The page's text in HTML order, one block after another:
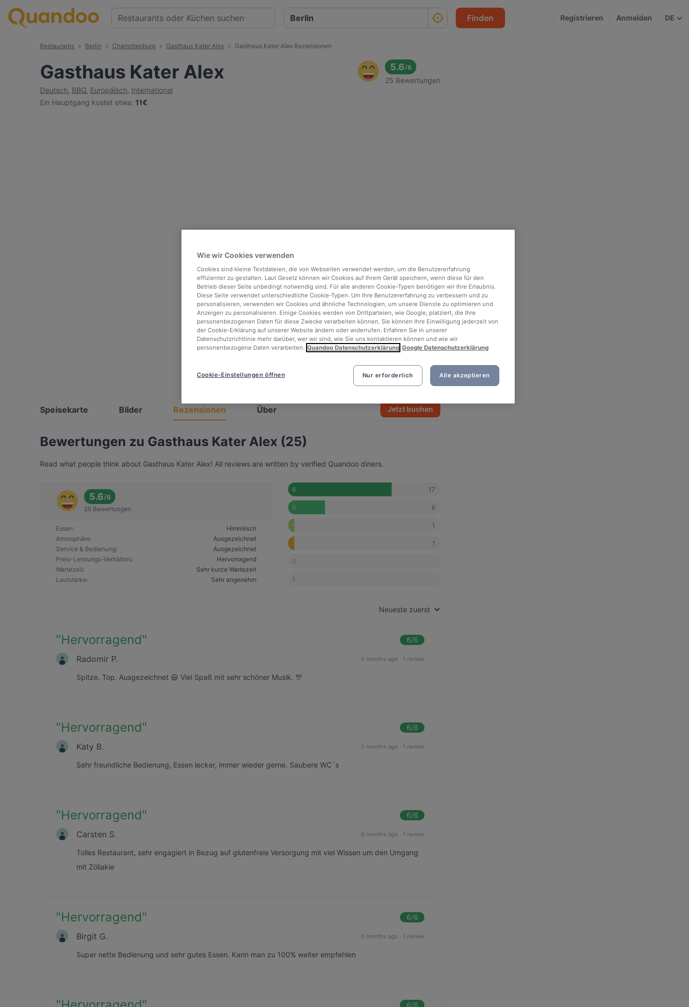
Finden Registrieren Anmelden DE
Restaurants Berlin Charlottenburg Gasthaus Kater Alex Gasthaus Kater Alex Rezensionen
Gasthaus Kater Alex
Deutsch, BBQ, Europäisch, International
Ein Hauptgang kostet etwa: 11€
5.6/6
25 Bewertungen
See all 6 photos
Speisekarte Bilder Rezensionen Über Jetzt buchen
Bewertungen zu Gasthaus Kater Alex (25)
Read what people think about Gasthaus Kater Alex! All reviews are written by verified Quandoo diners.
5.6/6
25 Bewertungen
Essen:
Himmlisch
Atmosphäre:
Ausgezeichnet
Service & Bedienung:
Ausgezeichnet
Preis-Leistungs-Verhältnis:
Hervorragend
Wartezeit:
Sehr kurze Wartezeit
Lautstärke: Sehr angenehm
6 17
5 6
4 1
3 1
2
1
Neueste zuerst
"Hervorragend" 6/6
Radomir P. 5 months ago · 1 review
Spitze. Top. Ausgezeichnet 😃 Viel Spaß mit sehr schöner Musik. 🎊
"Hervorragend" 6/6
Katy B. 5 months ago · 1 review
Sehr freundliche Bedienung, Essen lecker, immer wieder gerne. Saubere WC´s
"Hervorragend" 6/6
Carsten S. 6 months ago · 1 review
Tolles Restaurant, sehr engagiert in Bezug auf glutenfreie Versorgung mit viel Wissen um den Umgang
mit Zöliakie
"Hervorragend" 6/6
Birgit G. 6 months ago · 1 review
Super nette Bedienung und sehr gutes Essen. Kann man zu 100% weiter empfehlen
6/6
Wie wir Cookies verwenden
Cookies sind kleine Textdateien, die von Webseiten verwendet werden, um die Benutzererfahrung
effizienter zu gestalten. Laut Gesetz können wir Cookies auf Ihrem Gerät speichern, wenn diese für den
Betrieb dieser Seite unbedingt notwendig sind. Für alle anderen Cookie-Typen benötigen wir Ihre Erlaubnis.
Diese Seite verwendet unterschiedliche Cookie-Typen. Um Ihre Benutzererfahrung zu verbessern und zu
personalisieren, verwenden wir Cookies und ähnliche Technologien, um unsere Dienste zu optimieren und
Anzeigen zu personalisieren. Einige Cookies werden von Drittparteien, wie Google, platziert, die Ihre
personenbezogenen Daten für diese Zwecke verarbeiten können. Sie können Ihre Einwilligung jederzeit von
der Cookie-Erklärung auf unserer Website ändern oder widerrufen. Erfahren Sie in unserer
Datenschutzrichtlinie mehr darüber, wer wir sind, wie Sie uns kontaktieren können und wie wir
personenbezogene Daten verarbeiten. Quandoo Datenschutzerklärung Google Datenschutzerklärung
Nur erforderlich Alle akzeptieren
Cookie-Einstellungen öffnen